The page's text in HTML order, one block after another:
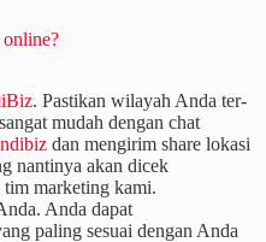
. Pastikan wilayah Anda ter-
mudah dengan chat
dan mengirim share lokasi
nantinya akan dicek
tim marketing kami.
Anda dapat
paling sesuai dengan Anda